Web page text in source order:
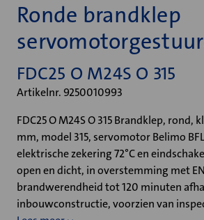
Ronde brandklep
FDC25 O M24S O 315
Artikelnr. 9250010993
FDC25 O M24S O 315 Brandklep, rond,
mm, model 315, servomotor Belimo
elektrische zekering 72°C en
open en dicht, in overstemming met
brandwerendheid tot 120 minuten
inbouwconstructie, voorzien van